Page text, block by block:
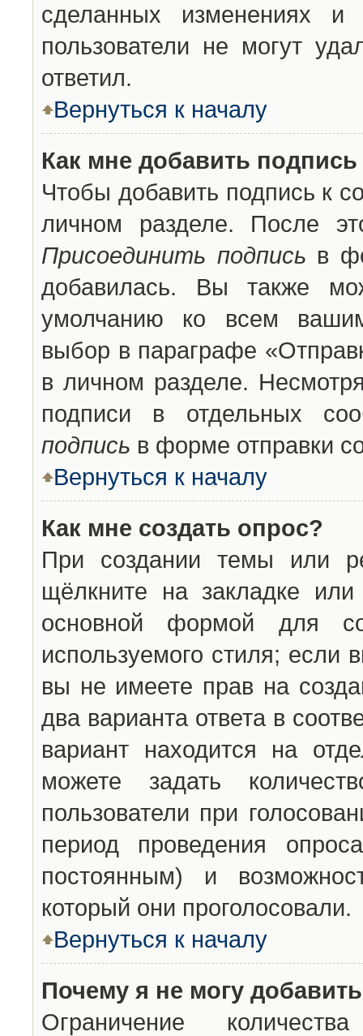
сделанных изменениях
пользователи не могут
ответил.
Вернуться к началу
Как мне добавить
Чтобы добавить подпись к
личном разделе. После
Присоединить подпись в
добавилась. Вы также
умолчанию ко всем
выбор в параграфе
в личном разделе.
подписи в отдельных
подпись в форме отправки
Вернуться к началу
Как мне создать опрос?
При создании темы или
щёлкните на закладке
основной формой для
используемого стиля; если
вы не имеете прав на
два варианта ответа в
вариант находится на
можете задать
пользователи при
период проведения
постоянным) и
который они проголосовали.
Вернуться к началу
Почему я не могу
Ограничение